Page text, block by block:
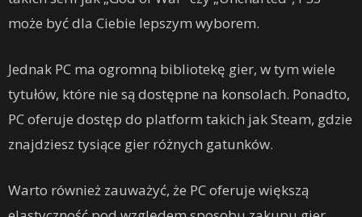
może być dla Ciebie lepszym wyborem.
Jednak PC ma ogromną bibliotekę gier, w tym wiele
tytułów, które nie są dostępne na konsolach. Ponadto,
PC oferuje dostęp do platform takich jak Steam, gdzie
znajdziesz tysiące gier różnych gatunków.
Warto również zauważyć, że PC oferuje większą